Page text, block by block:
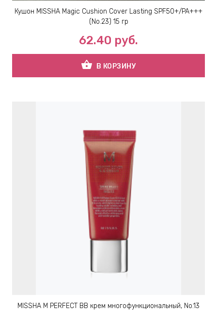
Кушон MISSHA Magic Cushion Cover Lasting SPF50+/PA+++
(No.23) 15 гр
62.40 руб.
shopping_basket В КОРЗИНУ
MISSHA M PERFECT ВВ крем многофункциональный, No.13